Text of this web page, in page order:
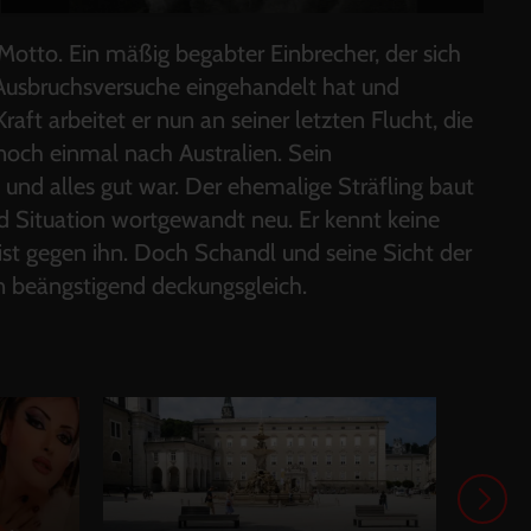
Ein mäßig begabter Einbrecher, der sich
eingehandelt hat und
arbeitet er nun an seiner letzten Flucht, die
einmal nach Australien. Sein
alles gut war. Der ehemalige Sträfling baut
Situation wortgewandt neu. Er kennt keine
gegen ihn. Doch Schandl und seine Sicht der
deckungsgleich.